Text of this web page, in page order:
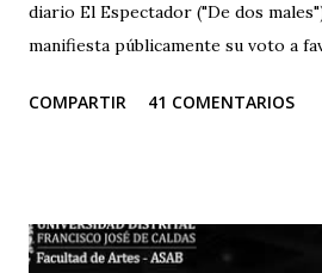
diario El Espectador ("De dos
manifiesta públicamente su voto a
de Colombia. Aquí la columna de
está claro y nada de esto se afectará.
COMPARTIR 41 COMENTARIOS